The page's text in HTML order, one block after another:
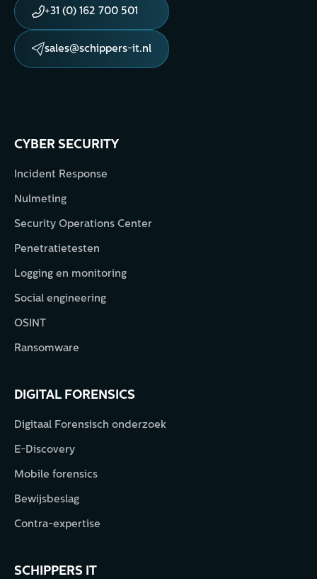
+31 (0) 162 700 501
sales@schippers-it.nl
DIGITAL FORENSICS
Digitaal Forensisch onderzoek
E-Discovery
Mobile forensics
Bewijsbeslag
Contra-expertise
CYBER SECURITY
Incident Response
Nulmeting
Security Operations Center
Penetratietesten
Logging en monitoring
Social engineering
OSINT
Ransomware
SCHIPPERS IT